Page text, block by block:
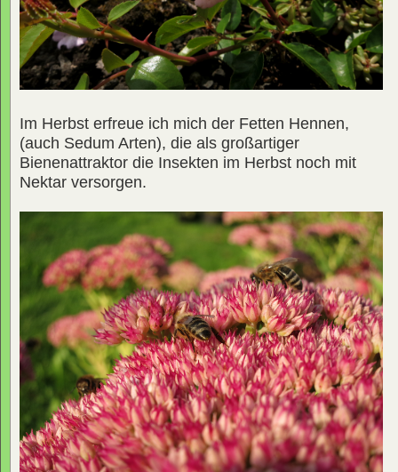
Im Herbst erfreue ich mich der Fetten Hennen,
(auch Sedum Arten), die als großartiger
Bienenattraktor die Insekten im Herbst noch mit
Nektar versorgen.